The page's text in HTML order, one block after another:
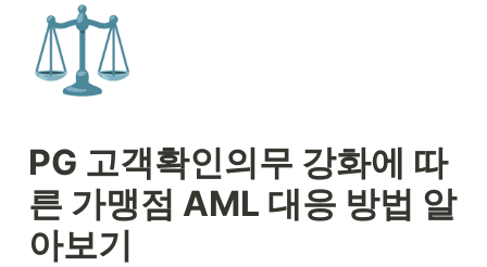
⚖️
PG 고객확인의무 강화에 따
른 가맹점 AML 대응 방법 알
아보기